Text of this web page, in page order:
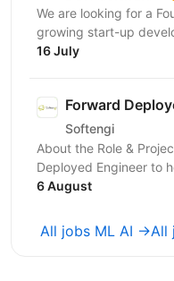
We are looking for a
growing start-up
lead generation and
16 July
Forward
Softengi
About the Role &
Deployed Engineer to
for real-world business
6 August
All jobs ML AI →All